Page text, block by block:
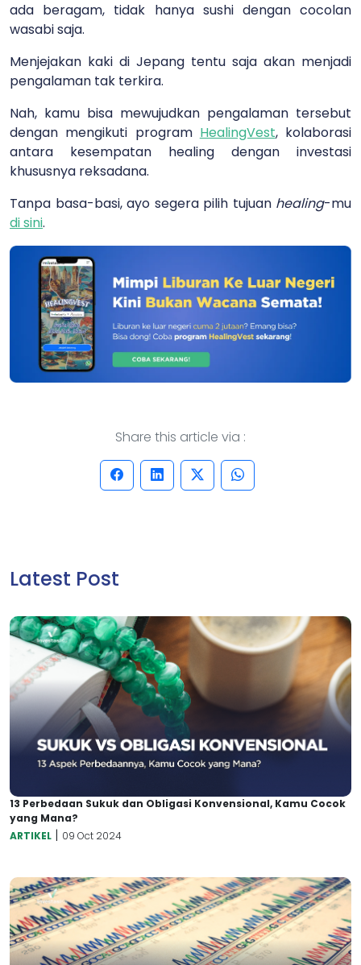
ada beragam, tidak hanya sushi dengan cocolan
wasabi saja.
Menjejakan kaki di Jepang tentu saja akan menjadi
pengalaman tak terkira.
Nah, kamu bisa mewujudkan pengalaman tersebut
dengan mengikuti program HealingVest, kolaborasi
antara kesempatan healing dengan investasi
khususnya reksadana.
Tanpa basa-basi, ayo segera pilih tujuan healing-mu
di sini.
Share this article via :
Latest Post
13 Perbedaan Sukuk dan Obligasi Konvensional, Kamu Cocok
yang Mana?
ARTIKEL | 09 Oct 2024